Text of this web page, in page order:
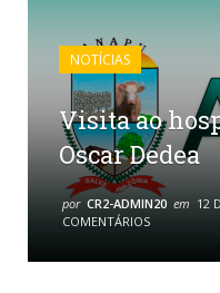
NOTÍCIAS
Visita ao
Oscar Dedea
por CR2-ADMIN20 em 12
COMENTÁRIOS